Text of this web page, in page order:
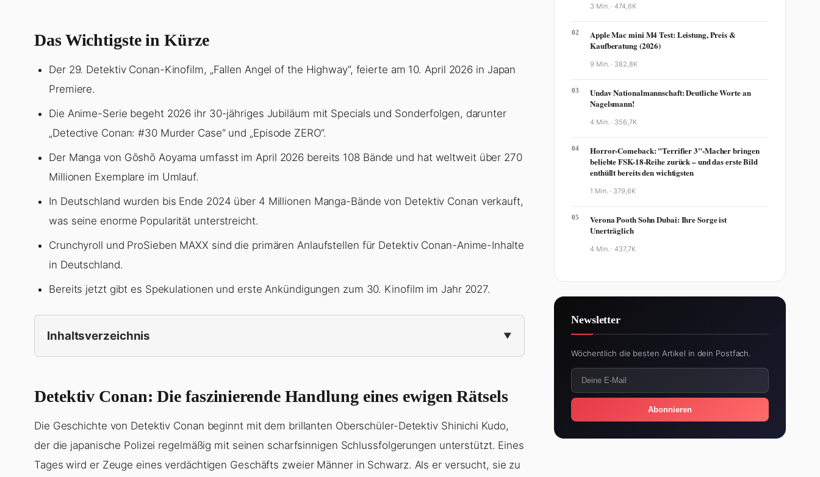
Das Wichtigste in Kürze
Der 29. Detektiv Conan-Kinofilm, „Fallen Angel of the Highway“, feierte am 10. April 2026 in Japan
Premiere.
Die Anime-Serie begeht 2026 ihr 30-jähriges Jubiläum mit Specials und Sonderfolgen, darunter
„Detective Conan: #30 Murder Case“ und „Episode ZERO“.
Der Manga von Gōshō Aoyama umfasst im April 2026 bereits 108 Bände und hat weltweit über 270
Millionen Exemplare im Umlauf.
In Deutschland wurden bis Ende 2024 über 4 Millionen Manga-Bände von Detektiv Conan verkauft,
was seine enorme Popularität unterstreicht.
Crunchyroll und ProSieben MAXX sind die primären Anlaufstellen für Detektiv Conan-Anime-Inhalte
in Deutschland.
Bereits jetzt gibt es Spekulationen und erste Ankündigungen zum 30. Kinofilm im Jahr 2027.
Inhaltsverzeichnis
Detektiv Conan: Die faszinierende Handlung eines ewigen Rätsels
Die Geschichte von Detektiv Conan beginnt mit dem brillanten Oberschüler-Detektiv Shinichi Kudo,
der die japanische Polizei regelmäßig mit seinen scharfsinnigen Schlussfolgerungen unterstützt. Eines
Tages wird er Zeuge eines verdächtigen Geschäfts zweier Männer in Schwarz. Als er versucht, sie zu
3 Min. ·474,6K
02
Apple Mac mini M4 Test: Leistung, Preis &
Kaufberatung (2026)
9 Min. · 382,8K
03
Undav Nationalmannschaft: Deutliche Worte an
Nagelsmann!
4 Min. · 356,7K
04
Horror-Comeback: "Terrifier 3"-Macher bringen
beliebte FSK-18-Reihe zurück – und das erste Bild
enthüllt bereits den wichtigsten
1 Min. · 379,6K
05
Verona Pooth Sohn Dubai: Ihre Sorge ist
Unerträglich
4 Min. ·437,7K
Newsletter
Wöchentlich die besten Artikel in dein Postfach.
Abonnieren